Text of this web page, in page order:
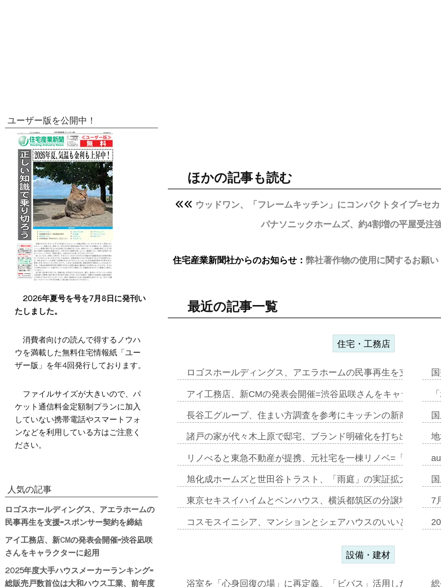
ほかの記事も読む
ウッドワン、「フレームキッチン」にコンパクトタイプ=セ
パナソニックホームズ、約4割増の平屋受注
住宅産業新聞社からのお知らせ： 弊社著作物の使用に関するお願い
最近の記事一覧
住宅・工務店
ロゴスホールディングス、アエラホームの民事再生を支援=ス
アイ工務店、新CMの発表会開催=渋谷凪咲さんをキャラクタ
長谷工グループ、住まい方調査を参考にキッチンの新商品=「
諸戸の家が代々木上原で邸宅、ブランド明確化を打ち出す=年
リノべると東急不動産が提携、元社宅を一棟リノベ=「職住遊
旭化成ホームズと世田谷トラスト、「雨庭」の実証拡大へ=ガ
東京セキスイハイムとベンハウス、横浜都筑区の分譲地開発で
コスモスイニシア、マンションとシェアハウスのいいとこどり
7
設備・建材
浴室を「心身回復の場」に再定義、「ビバス」活用した新入浴
ユーザー版を公開中！
2026年夏号を号を7月8日に発刊い
たしました。
消費者向けの読んで得するノウハ
ウを満載した無料住宅情報紙「ユー
ザー版」を年4回発行しております。
ファイルサイズが大きいので、パ
ケット通信料金定額制プランに加入
していない携帯電話やスマートフォ
ンなどを利用している方はご注意く
ださい。
人気の記事
ロゴスホールディングス、アエラホームの
民事再生を支援=スポンサー契約を締結
アイ工務店、新CMの発表会開催=渋谷凪咲
さんをキャラクターに起用
2025年度大手ハウスメーカーランキング=
総販売戸数首位は大和ハウス工業、前年度